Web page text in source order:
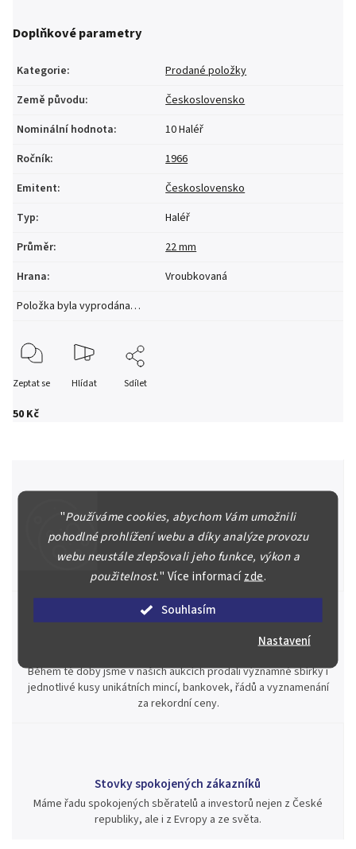
"Používáme cookies, abychom Vám umožnili
pohodlné prohlížení webu a díky analýze provozu
webu neustále zlepšovali jeho funkce, výkon a
použitelnost." Více informacízde.
Souhlasím
Nastavení
50 Kč
Doplňkové parametry
Kategorie:
Prodané položky
Země původu:
Československo
Nominální hodnota:
10 Haléř
Ročník:
1966
Emitent:
Československo
Typ:
Haléř
Průměr:
22 mm
Hrana:
Vroubkovaná
Položka byla vyprodána…
Zeptat se Hlídat Sdílet
Špičkové služby za nejlepší ceny
Náš kolektiv specialistů a znalců se Vám bude plně věnovat.
Posoudíme kvalitu a pravost Vašeho materiálu, prodáme v naší
aukci nebo Vám poradíme kam investovat.
Jsme zde pro Vás nepřetržitě již od roku 2000
Během té doby jsme v našich aukcích prodali významné sbírky i
jednotlivé kusy unikátních mincí, bankovek, řádů a vyznamenání
za rekordní ceny.
Stovky spokojených zákazníků
Máme řadu spokojených sběratelů a investorů nejen z České
republiky, ale i z Evropy a ze světa.